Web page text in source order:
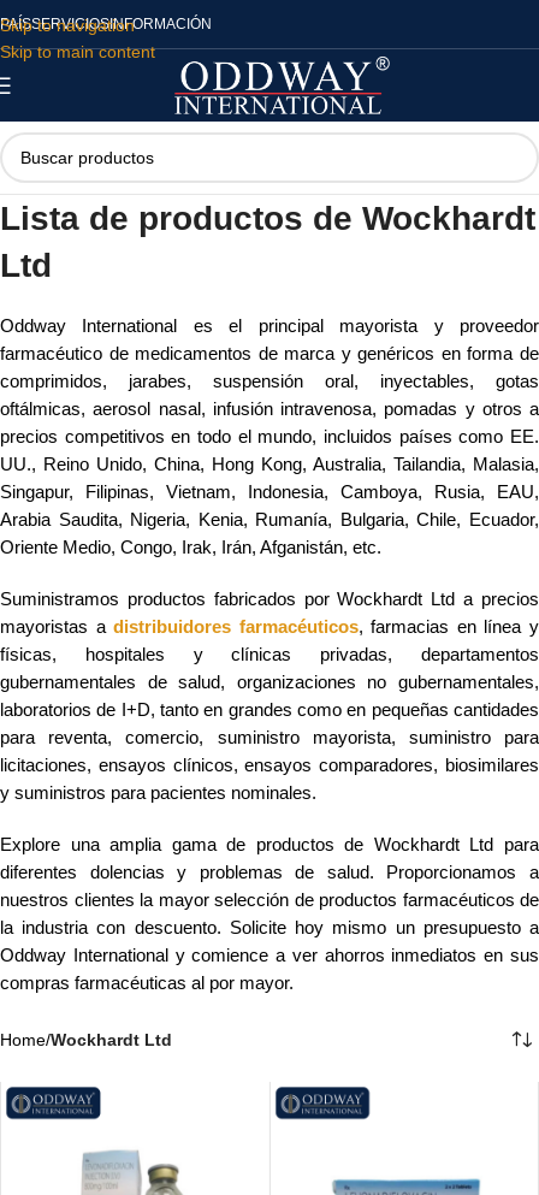
Skip to navigation
Skip to main content
PAÍSSERVICIOSINFORMACIÓN
Lista de productos de Wockhardt
Ltd
Oddway International es el principal mayorista y proveedor
farmacéutico de medicamentos de marca y genéricos en forma de
comprimidos, jarabes, suspensión oral, inyectables, gotas
oftálmicas, aerosol nasal, infusión intravenosa, pomadas y otros a
precios competitivos en todo el mundo, incluidos países como EE.
UU., Reino Unido, China, Hong Kong, Australia, Tailandia, Malasia,
Singapur, Filipinas, Vietnam, Indonesia, Camboya, Rusia, EAU,
Arabia Saudita, Nigeria, Kenia, Rumanía, Bulgaria, Chile, Ecuador,
Oriente Medio, Congo, Irak, Irán, Afganistán, etc.
Suministramos productos fabricados por Wockhardt Ltd a precios
mayoristas adistribuidores farmacéuticos, farmacias en línea y
físicas, hospitales y clínicas privadas, departamentos
gubernamentales de salud, organizaciones no gubernamentales,
laboratorios de I+D, tanto en grandes como en pequeñas cantidades
para reventa, comercio, suministro mayorista, suministro para
licitaciones, ensayos clínicos, ensayos comparadores, biosimilares
y suministros para pacientes nominales.
Explore una amplia gama de productos de Wockhardt Ltd para
diferentes dolencias y problemas de salud. Proporcionamos a
nuestros clientes la mayor selección de productos farmacéuticos de
la industria con descuento. Solicite hoy mismo un presupuesto a
Oddway International y comience a ver ahorros inmediatos en sus
compras farmacéuticas al por mayor.
Home/Wockhardt Ltd